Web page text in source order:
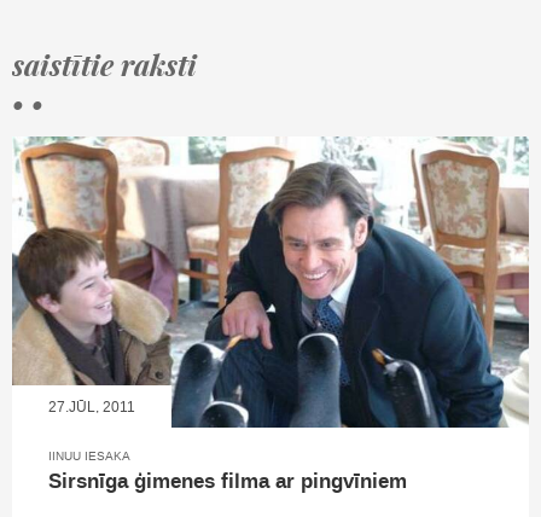
saistītie raksti
• •
27.JŪL, 2011
IINUU IESAKA
Sirsnīga ģimenes filma ar pingvīniem